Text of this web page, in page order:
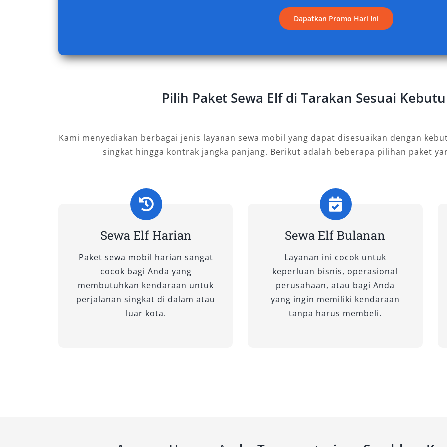
Elf Long berkapasitas 18–20 penumpang, ideal untuk rombongan besar yang
ingin bepergian jauh. Dilengkapi AC ganda, kursi ergonomis, dan bagasi
antar kota.
Elf Short menampung 11–14 penumpang, fleksibel untuk perjalanan dalam
perkotaan tanpa mengurangi kenyamanan. Pilihan ini tepat bagi kelompok
sedang yang menginginkan rental mobil Elf efisien dan praktis.
Sebagai varian terbaru, Elf NLR hadir dengan desain modern, mesin
bertenaga namun irit, serta kabin luas dan suspensi lembut. Kombinasi ini
menjadikannya unggulan untuk perjalanan bisnis maupun wisata panjang.
Salsa Wisata siap memberikan layanan sewa Elf Tarakan
terbaik dengan
armada lengkap dan pelayanan profesional, menjadikan setiap perjalanan
Anda lebih aman, nyaman, dan efisien.
Dapatkan Promo Hari Ini
Pilih Paket Sewa Elf di Tarakan Sesuai
Kami menyediakan berbagai jenis layanan sewa mobil yang dapat disesuaikan dengan
singkat hingga kontrak jangka panjang. Berikut adalah beberapa pilihan paket
Sewa Elf Harian
Paket sewa mobil harian sangat
cocok bagi Anda yang
membutuhkan kendaraan untuk
perjalanan singkat di dalam atau
luar kota.
Sewa Elf Bulanan
Layanan ini cocok untuk
keperluan bisnis, operasional
perusahaan, atau bagi Anda
yang ingin memiliki kendaraan
tanpa harus membeli.